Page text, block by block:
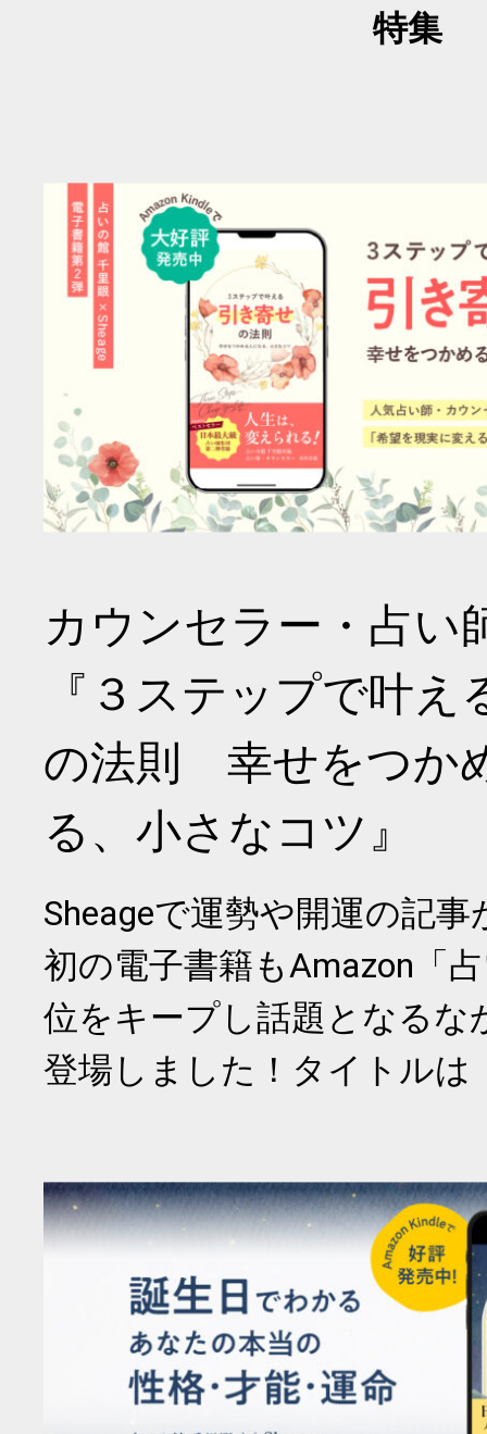
特集
カウンセラー・占い
『３ステップで叶
の法則 幸せをつか
る、小さなコツ』
Sheageで運勢や開運の記
初の電子書籍もAmazon「
位をキープし話題となるな
登場しました！タイトルは